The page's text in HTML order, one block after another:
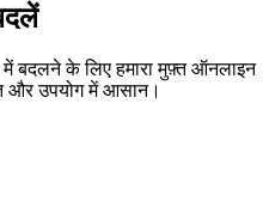
में बदलने के लिए हमारा मुफ़्त ऑनलाइन
और उपयोग में आसान।